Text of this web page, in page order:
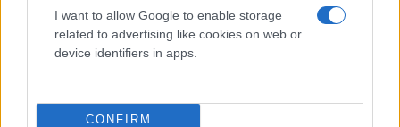
I want to allow Google to enable storage
related to advertising like cookies on web or
device identifiers in apps.
CONFIRM
σε σχολείο και προκαλεί μακελειό